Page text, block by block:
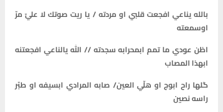
بالله يناعي افجعت قلبي او مردته / يا ريت صوتك لا عليّ مرّ
اوسمعته
اظن عودي ما تمم ابمحرابه سجدته // الله يالناعي افجعتنه
ابهذا المصاب
گلها راح ابوج او هلّي العين/ صابه المرادي ابسيفه او طبّر
راسه نصين